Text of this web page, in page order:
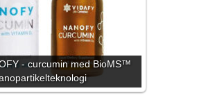
- curcumin med BioMS™